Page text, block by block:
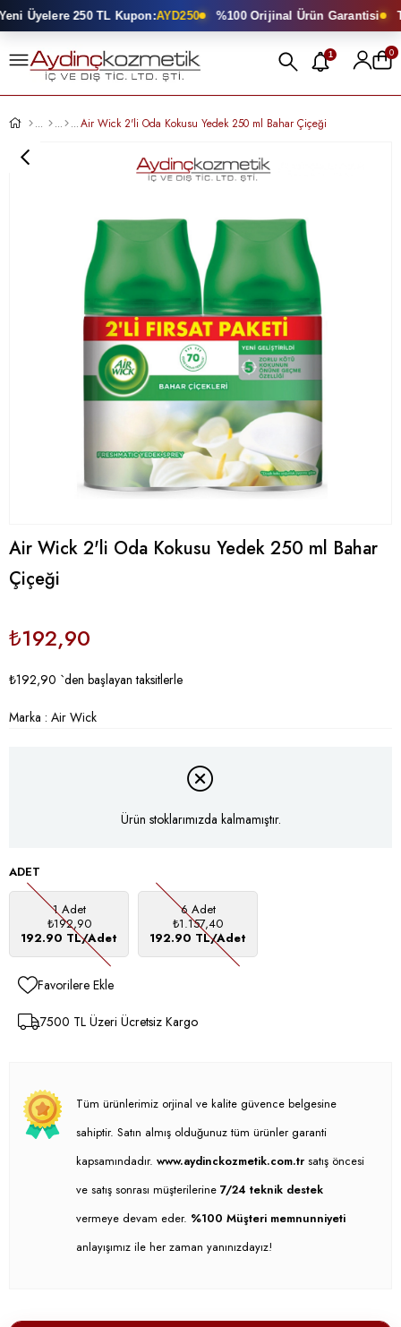
Üyelere 250 TL Kupon:AYD250 %100 Orijinal Ürün Garantisi
1 0
Air Wick 2'li Oda Kokusu Yedek 250 ml Bahar Çiçeği
Air Wick 2'li Oda Kokusu Yedek 250 ml Bahar
Çiçeği
₺192,90
₺192,90 `den başlayan taksitlerle
Marka : Air Wick
Ürün stoklarımızda kalmamıştır.
ADET
1 Adet
₺192,90
192.90 TL/Adet
6 Adet
₺1.157,40
192.90 TL/Adet
Favorilere Ekle
7500 TL Üzeri Ücretsiz Kargo
Tüm ürünlerimiz orjinal ve kalite güvence belgesine
sahiptir. Satın almış olduğunuz tüm ürünler garanti
kapsamındadır. www.aydinckozmetik.com.tr satış öncesi
ve satış sonrası müşterilerine 7/24 teknik destek
vermeye devam eder. %100 Müşteri memnunniyeti
anlayışımız ile her zaman yanınızdayız!